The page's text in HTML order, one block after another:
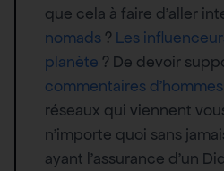
que cela à faire d’aller
nomads ? Les
planète ? De devoir
commentaires
réseaux qui viennent
n’importe quoi sans
ayant l’assurance d’un